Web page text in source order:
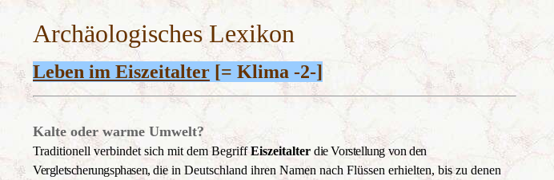
Archäologisches Lexikon
Leben im Eiszeitalter [= Klima -2-]
Kalte oder warme Umwelt?
Traditionell verbindet sich mit dem BegriffEiszeitalter die Vorstellung von den
Vergletscherungsphasen,die in Deutschland ihren Namen nach Flüssen erhielten, bis zu denen